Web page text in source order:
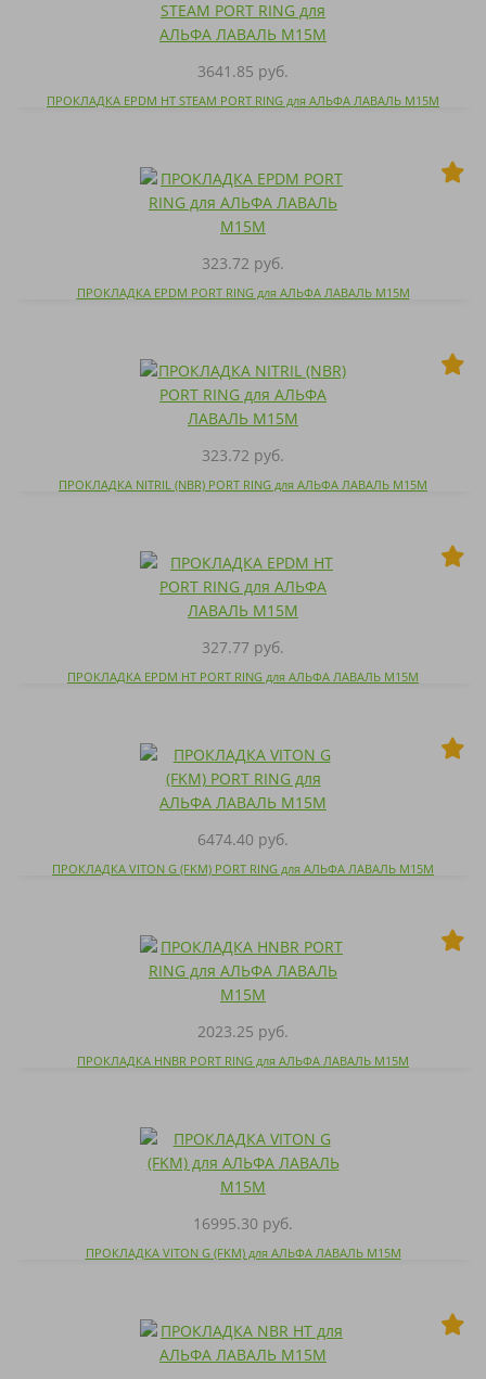
3641.85 руб.
ПРОКЛАДКА EPDM HT STEAM PORT RING для АЛЬФА ЛАВАЛЬ M15M
323.72 руб.
ПРОКЛАДКА EPDM PORT RING для АЛЬФА ЛАВАЛЬ M15M
323.72 руб.
ПРОКЛАДКА NITRIL (NBR) PORT RING для АЛЬФА ЛАВАЛЬ M15M
327.77 руб.
ПРОКЛАДКА EPDM HT PORT RING для АЛЬФА ЛАВАЛЬ M15M
6474.40 руб.
ПРОКЛАДКА VITON G (FKM) PORT RING для АЛЬФА ЛАВАЛЬ M15M
2023.25 руб.
ПРОКЛАДКА HNBR PORT RING для АЛЬФА ЛАВАЛЬ M15M
16995.30 руб.
ПРОКЛАДКА VITON G (FKM) для АЛЬФА ЛАВАЛЬ M15M